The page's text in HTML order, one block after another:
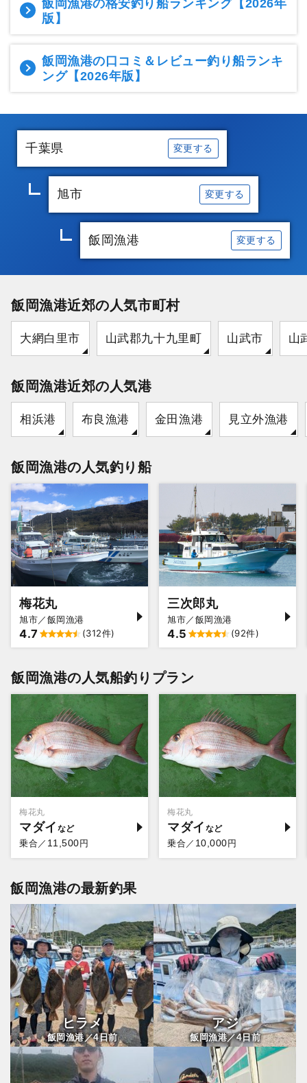
飯岡漁港の格安釣り船ランキング【2026年
版】
飯岡漁港の口コミ＆レビュー釣り船ランキ
ング【2026年版】
千葉県 変更する
旭市 変更する
飯岡漁港 変更する
飯岡漁港近郊の人気市町村
大網白里市 山武郡九十九里町 山武市 山
飯岡漁港近郊の人気港
相浜港 布良漁港 金田漁港 見立外漁港
飯岡漁港の人気釣り船
梅花丸
旭市／飯岡漁港
4.7 (312件)
三次郎丸
旭市／飯岡漁港
4.5 (92件)
飯岡漁港の人気船釣りプラン
梅花丸
マダイ
乗合／ 11,500円
梅花丸
マダイ
乗合／ 10,000円
飯岡漁港の最新釣果
ヒラメ
飯岡漁港／4日前
アジ
飯岡漁港／4日前